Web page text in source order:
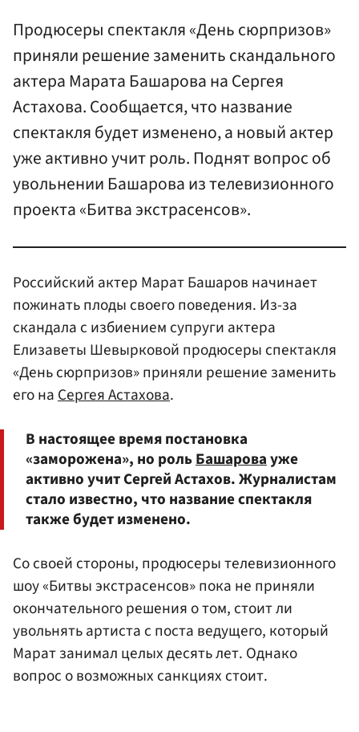
Продюсеры спектакля «День сюрпризов»
приняли решение заменить скандального
актера Марата Башарова на Сергея
Астахова. Сообщается, что название
спектакля будет изменено, а новый актер
уже активно учит роль. Поднят вопрос об
увольнении Башарова из телевизионного
проекта «Битва экстрасенсов».
Российский актер Марат Башаров начинает
пожинать плоды своего поведения. Из-за
скандала с избиением супруги актера
Елизаветы Шевырковой продюсеры спектакля
«День сюрпризов» приняли решение заменить
его наСергея Астахова.
В настоящее время постановка
«заморожена», но рольБашаровауже
активно учит Сергей Астахов. Журналистам
стало известно, что название спектакля
также будет изменено.
Со своей стороны, продюсеры телевизионного
шоу «Битвы экстрасенсов» пока не приняли
окончательного решения о том, стоит ли
увольнять артиста с поста ведущего, который
Марат занимал целых десять лет. Однако
вопрос о возможных санкциях стоит.